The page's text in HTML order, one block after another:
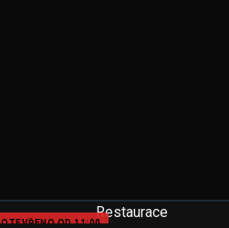
OTEVŘENO OD 11:00